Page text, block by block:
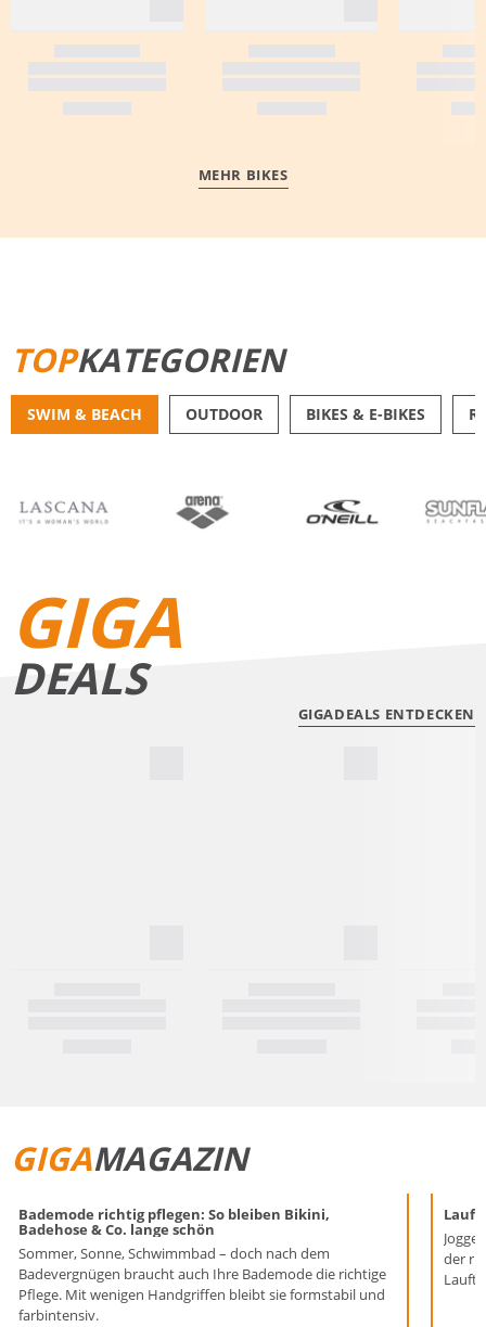
MEHR BIKES
TOPKATEGORIEN
SWIM & BEACH OUTDOOR BIKES & E-BIKES
GIGA
DEALS
GIGADEALS ENTDECKEN
GIGAMAGAZIN
Bademode richtig pflegen: So bleiben Bikini,
Badehose & Co. lange schön
Sommer, Sonne, Schwimmbad – doch nach dem
Badevergnügen braucht auch Ihre Bademode die richtige
Pflege. Mit wenigen Handgriffen bleibt sie formstabil und
farbintensiv.
der